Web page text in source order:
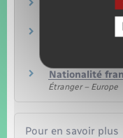
Naturalisation
Étranger – Europe
Déclaration
Nationalité
Étranger – Europe
Pour en savoir plus